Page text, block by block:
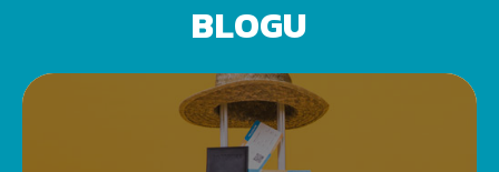
BLOGU